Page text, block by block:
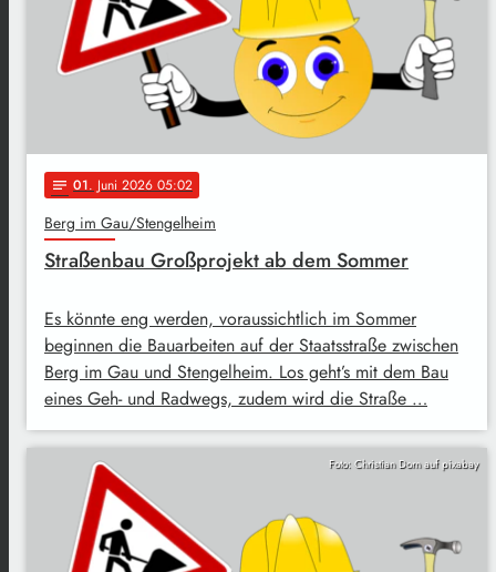
notes 01. Juni 2026 05:02
Berg im Gau/Stengelheim
Straßenbau Großprojekt ab dem Sommer
Es könnte eng werden, voraussichtlich im Sommer
beginnen die Bauarbeiten auf der Staatsstraße zwischen
Berg im Gau und Stengelheim. Los geht’s mit dem Bau
eines Geh- und Radwegs, zudem wird die Straße …
Foto: Christian Dorn auf pixabay